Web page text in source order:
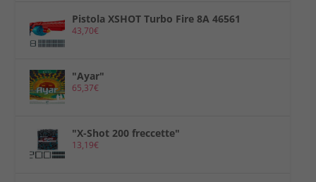
Pistola XSHOT Turbo Fire 8A 46561
43,70€
"Ayar"
65,37€
"X-Shot 200 freccette"
13,19€